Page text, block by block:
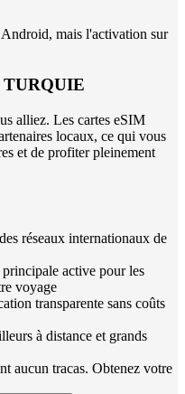
Android, mais l'activation sur
TURQUIE
alliez. Les cartes eSIM
locaux, ce qui vous
et de profiter pleinement
réseaux internationaux de
active pour les
voyage
transparente sans coûts
à distance et grands
aucun tracas. Obtenez votre